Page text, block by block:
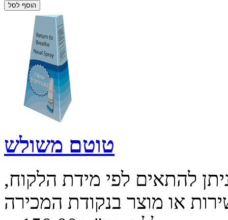
טוטם משולש
להתאים לפי מידת הלקוח,
או מוצר בנקודת המכירה